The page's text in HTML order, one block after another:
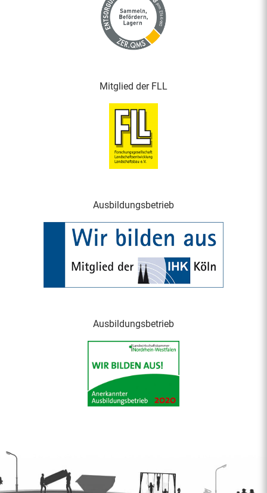
Mitglied der FLL
Ausbildungsbetrieb
Ausbildungsbetrieb